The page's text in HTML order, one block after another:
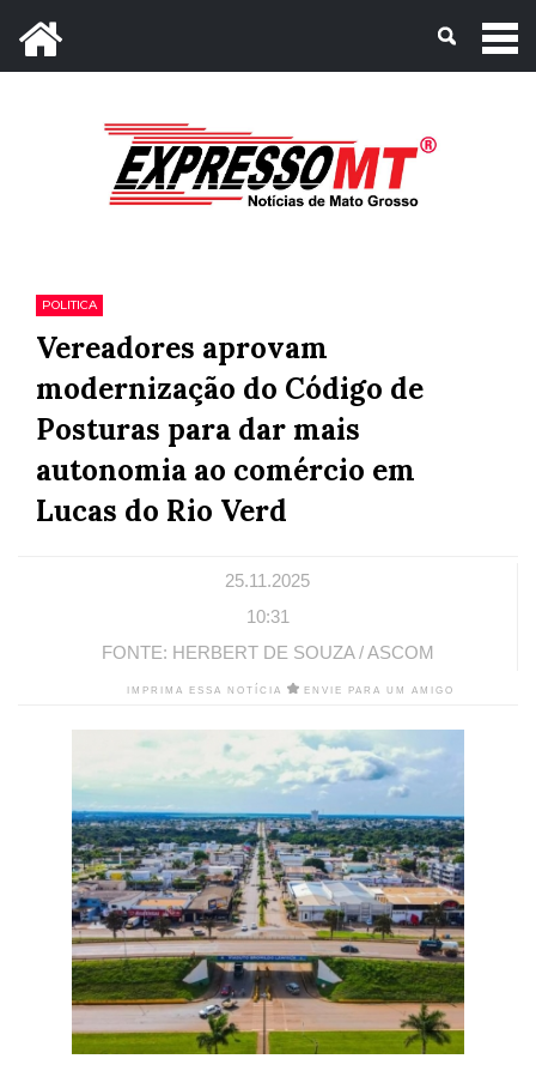
Mato Grosso, 06 de Agosto de 2026
POLITICA
Vereadores aprovam
modernização do Código de
Posturas para dar mais
autonomia ao comércio em
Lucas do Rio Verd
25.11.2025
10:31
FONTE: HERBERT DE SOUZA / ASCOM
IMPRIMA ESSA NOTÍCIA ENVIE PARA UM AMIGO